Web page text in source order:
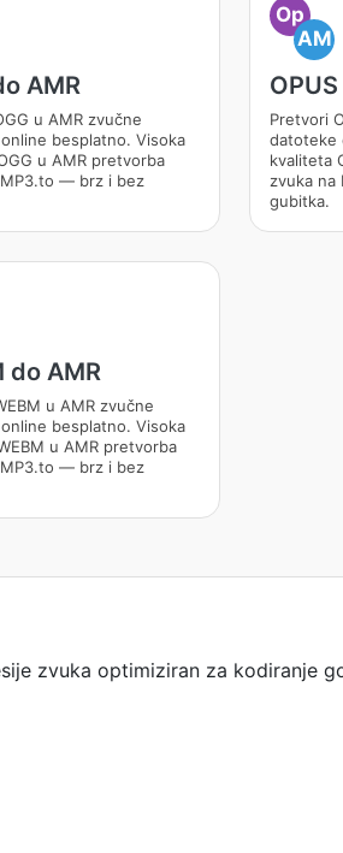
AMR
u AMR zvučne
besplatno. Visoka
u AMR pretvorba
— brz i bez
Op
AM
Pretvori
datoteke
kvaliteta
zvuka
gubitka.
do AMR
u AMR zvučne
besplatno. Visoka
u AMR pretvorba
— brz i bez
zvuka optimiziran za kodiranje